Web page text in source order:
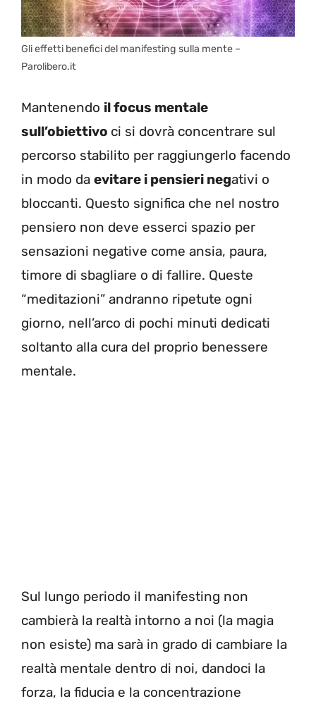
Gli effetti benefici del manifesting sulla mente –
Parolibero.it
Mantenendo il focus mentale
sull’obiettivo ci si dovrà concentrare sul
percorso stabilito per raggiungerlo facendo
in modo da evitare i pensieri negativi o
bloccanti. Questo significa che nel nostro
pensiero non deve esserci spazio per
sensazioni negative come ansia, paura,
timore di sbagliare o di fallire. Queste
“meditazioni” andranno ripetute ogni
giorno, nell’arco di pochi minuti dedicati
soltanto alla cura del proprio benessere
mentale.
Sul lungo periodo il manifesting non
cambierà la realtà intorno a noi (la magia
non esiste) ma sarà in grado di cambiare la
realtà mentale dentro di noi, dandoci la
forza, la fiducia e la concentrazione